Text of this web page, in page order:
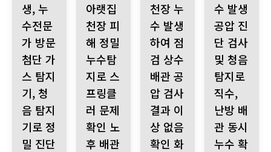
생, 누
수전문
가 방문
첨단 가
스 탐지
기, 청
음 탐지
기로 정
밀 진단
아랫집
천장 피
해 정밀
누수탐
지로 스
프링클
러 문제
확인 노
후 배관
천장 누
수 발생
하여 점
검 상수
배관 공
압 검사
결과 이
상 없음
확인 화
수 발생
공압 진
단 검사
및 청음
탐지로
직수,
난방 배
관 동시
누수 확